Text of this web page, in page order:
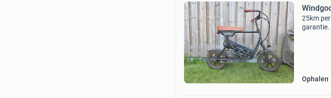
25km
garantie.
Ophalen